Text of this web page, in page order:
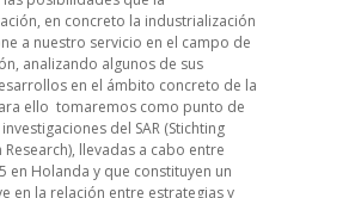
en concreto la industrialización
a nuestro servicio en el campo de
analizando algunos de sus
en el ámbito concreto de la
ello tomaremos como punto de
del SAR (Stichting
llevadas a cabo entre
en Holanda y que constituyen un
en la relación entre estrategias y